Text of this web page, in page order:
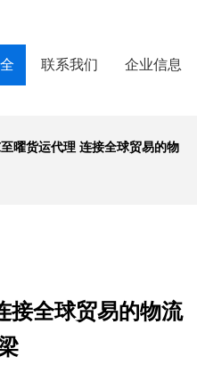
联系我们 企业信息
曜货运代理 连接全球贸易的物
接全球贸易的物流